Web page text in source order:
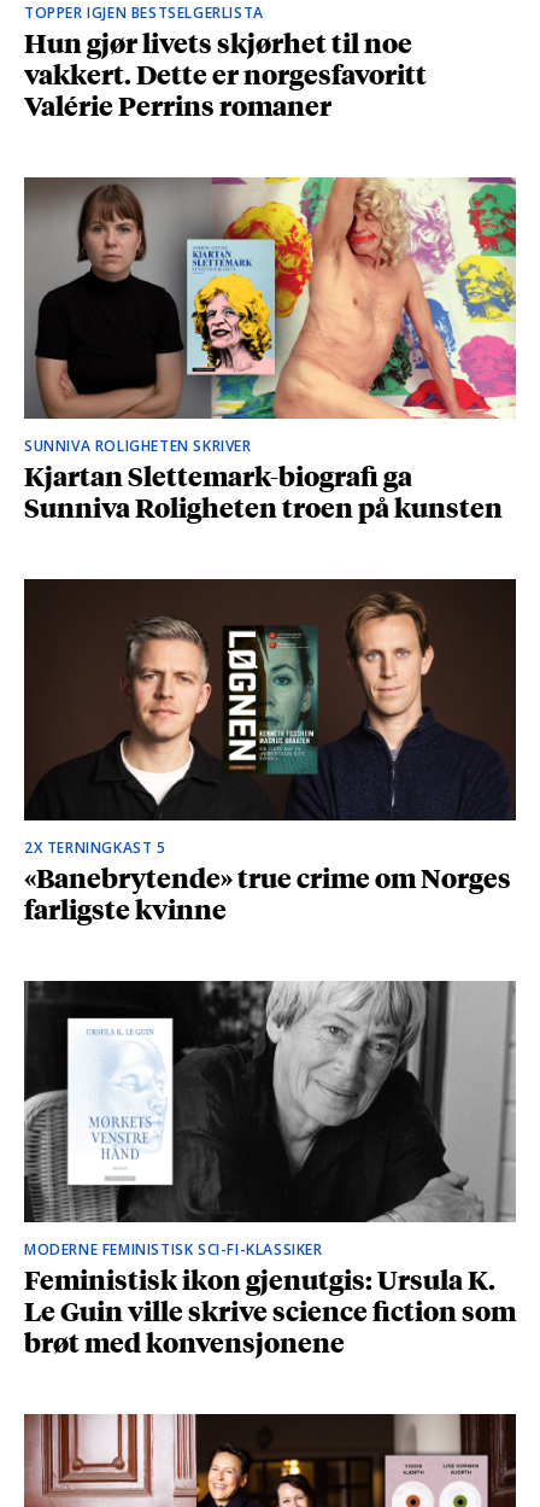
TOPPER IGJEN BESTSELGERLISTA
Hun gjør livets skjørhet til noe
vakkert. Dette er norgesfavoritt
Valérie Perrins romaner
SUNNIVA ROLIGHETEN SKRIVER
Kjartan Slettemark-biografi ga
Sunniva Roligheten troen på kunsten
2X TERNINGKAST 5
«Banebrytende» true crime om Norges
farligste kvinne
MODERNE FEMINISTISK SCI-FI-KLASSIKER
Feministisk ikon gjenutgis: Ursula K.
Le Guin ville skrive science fiction som
brøt med konvensjonene